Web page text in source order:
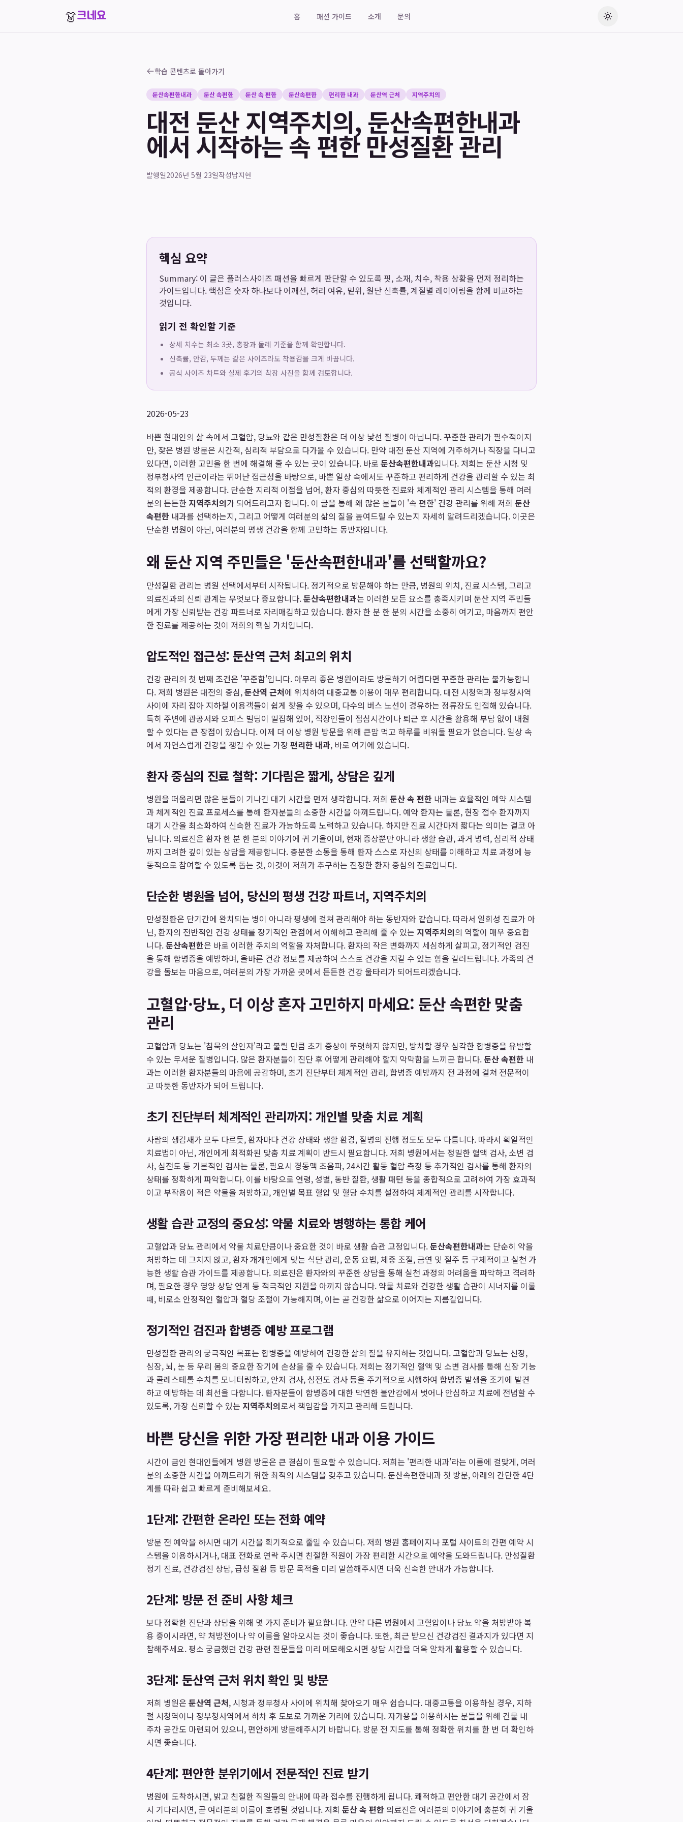
👗크네요 홈 패션 가이드 소개 문의
학습 콘텐츠로 돌아가기
둔산속편한내과 둔산 속편한 둔산 속 편한 둔산속편한 편리한 내과 둔산역 근처 지역주치의
대전 둔산 지역주치의, 둔산속편한내과
에서 시작하는 속 편한 만성질환 관리
발행일2026년 5월 23일작성남지현
핵심 요약
Summary: 이 글은 플러스사이즈 패션을 빠르게 판단할 수 있도록 핏, 소재, 치수, 착용 상황을 먼저 정리하는
가이드입니다. 핵심은 숫자 하나보다 어깨선, 허리 여유, 밑위, 원단 신축률, 계절별 레이어링을 함께 비교하는
것입니다.
읽기 전 확인할 기준
상세 치수는 최소 3곳, 총장과 둘레 기준을 함께 확인합니다.
신축률, 안감, 두께는 같은 사이즈라도 착용감을 크게 바꿉니다.
공식 사이즈 차트와 실제 후기의 착장 사진을 함께 검토합니다.
2026-05-23
바쁜 현대인의 삶 속에서 고혈압, 당뇨와 같은 만성질환은 더 이상 낯선 질병이 아닙니다. 꾸준한 관리가 필수적이지
만, 잦은 병원 방문은 시간적, 심리적 부담으로 다가올 수 있습니다. 만약 대전 둔산 지역에 거주하거나 직장을 다니고
있다면, 이러한 고민을 한 번에 해결해 줄 수 있는 곳이 있습니다. 바로 둔산속편한내과입니다. 저희는 둔산 시청 및
정부청사역 인근이라는 뛰어난 접근성을 바탕으로, 바쁜 일상 속에서도 꾸준하고 편리하게 건강을 관리할 수 있는 최
적의 환경을 제공합니다. 단순한 지리적 이점을 넘어, 환자 중심의 따뜻한 진료와 체계적인 관리 시스템을 통해 여러
분의 든든한 지역주치의가 되어드리고자 합니다. 이 글을 통해 왜 많은 분들이 '속 편한' 건강 관리를 위해 저희 둔산
속편한 내과를 선택하는지, 그리고 어떻게 여러분의 삶의 질을 높여드릴 수 있는지 자세히 알려드리겠습니다. 이곳은
단순한 병원이 아닌, 여러분의 평생 건강을 함께 고민하는 동반자입니다.
왜 둔산 지역 주민들은 '둔산속편한내과'를 선택할까요?
만성질환 관리는 병원 선택에서부터 시작됩니다. 정기적으로 방문해야 하는 만큼, 병원의 위치, 진료 시스템, 그리고
의료진과의 신뢰 관계는 무엇보다 중요합니다.둔산속편한내과는 이러한 모든 요소를 충족시키며 둔산 지역 주민들
에게 가장 신뢰받는 건강 파트너로 자리매김하고 있습니다. 환자 한 분 한 분의 시간을 소중히 여기고, 마음까지 편안
한 진료를 제공하는 것이 저희의 핵심 가치입니다.
압도적인 접근성: 둔산역 근처 최고의 위치
건강 관리의 첫 번째 조건은 '꾸준함'입니다. 아무리 좋은 병원이라도 방문하기 어렵다면 꾸준한 관리는 불가능합니
다. 저희 병원은 대전의 중심,둔산역 근처에 위치하여 대중교통 이용이 매우 편리합니다. 대전 시청역과 정부청사역
사이에 자리 잡아 지하철 이용객들이 쉽게 찾을 수 있으며, 다수의 버스 노선이 경유하는 정류장도 인접해 있습니다.
특히 주변에 관공서와 오피스 빌딩이 밀집해 있어, 직장인들이 점심시간이나 퇴근 후 시간을 활용해 부담 없이 내원
할 수 있다는 큰 장점이 있습니다. 이제 더 이상 병원 방문을 위해 큰맘 먹고 하루를 비워둘 필요가 없습니다. 일상 속
에서 자연스럽게 건강을 챙길 수 있는 가장편리한 내과, 바로 여기에 있습니다.
환자 중심의 진료 철학: 기다림은 짧게, 상담은 깊게
병원을 떠올리면 많은 분들이 기나긴 대기 시간을 먼저 생각합니다. 저희 둔산 속 편한 내과는 효율적인 예약 시스템
과 체계적인 진료 프로세스를 통해 환자분들의 소중한 시간을 아껴드립니다. 예약 환자는 물론, 현장 접수 환자까지
대기 시간을 최소화하여 신속한 진료가 가능하도록 노력하고 있습니다. 하지만 진료 시간마저 짧다는 의미는 결코 아
닙니다. 의료진은 환자 한 분 한 분의 이야기에 귀 기울이며, 현재 증상뿐만 아니라 생활 습관, 과거 병력, 심리적 상태
까지 고려한 깊이 있는 상담을 제공합니다. 충분한 소통을 통해 환자 스스로 자신의 상태를 이해하고 치료 과정에 능
동적으로 참여할 수 있도록 돕는 것, 이것이 저희가 추구하는 진정한 환자 중심의 진료입니다.
단순한 병원을 넘어, 당신의 평생 건강 파트너, 지역주치의
만성질환은 단기간에 완치되는 병이 아니라 평생에 걸쳐 관리해야 하는 동반자와 같습니다. 따라서 일회성 진료가 아
닌, 환자의 전반적인 건강 상태를 장기적인 관점에서 이해하고 관리해 줄 수 있는 지역주치의의 역할이 매우 중요합
니다.둔산속편한은 바로 이러한 주치의 역할을 자처합니다. 환자의 작은 변화까지 세심하게 살피고, 정기적인 검진
을 통해 합병증을 예방하며, 올바른 건강 정보를 제공하여 스스로 건강을 지킬 수 있는 힘을 길러드립니다. 가족의 건
강을 돌보는 마음으로, 여러분의 가장 가까운 곳에서 든든한 건강 울타리가 되어드리겠습니다.
고혈압·당뇨, 더 이상 혼자 고민하지 마세요: 둔산 속편한 맞춤
관리
고혈압과 당뇨는 '침묵의 살인자'라고 불릴 만큼 초기 증상이 뚜렷하지 않지만, 방치할 경우 심각한 합병증을 유발할
수 있는 무서운 질병입니다. 많은 환자분들이 진단 후 어떻게 관리해야 할지 막막함을 느끼곤 합니다.둔산 속편한 내
과는 이러한 환자분들의 마음에 공감하며, 초기 진단부터 체계적인 관리, 합병증 예방까지 전 과정에 걸쳐 전문적이
고 따뜻한 동반자가 되어 드립니다.
초기 진단부터 체계적인 관리까지: 개인별 맞춤 치료 계획
사람의 생김새가 모두 다르듯, 환자마다 건강 상태와 생활 환경, 질병의 진행 정도도 모두 다릅니다. 따라서 획일적인
치료법이 아닌, 개인에게 최적화된 맞춤 치료 계획이 반드시 필요합니다. 저희 병원에서는 정밀한 혈액 검사, 소변 검
사, 심전도 등 기본적인 검사는 물론, 필요시 경동맥 초음파, 24시간 활동 혈압 측정 등 추가적인 검사를 통해 환자의
상태를 정확하게 파악합니다. 이를 바탕으로 연령, 성별, 동반 질환, 생활 패턴 등을 종합적으로 고려하여 가장 효과적
이고 부작용이 적은 약물을 처방하고, 개인별 목표 혈압 및 혈당 수치를 설정하여 체계적인 관리를 시작합니다.
생활 습관 교정의 중요성: 약물 치료와 병행하는 통합 케어
고혈압과 당뇨 관리에서 약물 치료만큼이나 중요한 것이 바로 생활 습관 교정입니다.둔산속편한내과는 단순히 약을
처방하는 데 그치지 않고, 환자 개개인에게 맞는 식단 관리, 운동 요법, 체중 조절, 금연 및 절주 등 구체적이고 실천 가
능한 생활 습관 가이드를 제공합니다. 의료진은 환자와의 꾸준한 상담을 통해 실천 과정의 어려움을 파악하고 격려하
며, 필요한 경우 영양 상담 연계 등 적극적인 지원을 아끼지 않습니다. 약물 치료와 건강한 생활 습관이 시너지를 이룰
때, 비로소 안정적인 혈압과 혈당 조절이 가능해지며, 이는 곧 건강한 삶으로 이어지는 지름길입니다.
정기적인 검진과 합병증 예방 프로그램
만성질환 관리의 궁극적인 목표는 합병증을 예방하여 건강한 삶의 질을 유지하는 것입니다. 고혈압과 당뇨는 신장,
심장, 뇌, 눈 등 우리 몸의 중요한 장기에 손상을 줄 수 있습니다. 저희는 정기적인 혈액 및 소변 검사를 통해 신장 기능
과 콜레스테롤 수치를 모니터링하고, 안저 검사, 심전도 검사 등을 주기적으로 시행하여 합병증 발생을 조기에 발견
하고 예방하는 데 최선을 다합니다. 환자분들이 합병증에 대한 막연한 불안감에서 벗어나 안심하고 치료에 전념할 수
있도록, 가장 신뢰할 수 있는 지역주치의로서 책임감을 가지고 관리해 드립니다.
바쁜 당신을 위한 가장 편리한 내과 이용 가이드
시간이 금인 현대인들에게 병원 방문은 큰 결심이 필요할 수 있습니다. 저희는 '편리한 내과'라는 이름에 걸맞게, 여러
분의 소중한 시간을 아껴드리기 위한 최적의 시스템을 갖추고 있습니다. 둔산속편한내과 첫 방문, 아래의 간단한 4단
계를 따라 쉽고 빠르게 준비해보세요.
1단계: 간편한 온라인 또는 전화 예약
방문 전 예약을 하시면 대기 시간을 획기적으로 줄일 수 있습니다. 저희 병원 홈페이지나 포털 사이트의 간편 예약 시
스템을 이용하시거나, 대표 전화로 연락 주시면 친절한 직원이 가장 편리한 시간으로 예약을 도와드립니다. 만성질환
정기 진료, 건강검진 상담, 급성 질환 등 방문 목적을 미리 말씀해주시면 더욱 신속한 안내가 가능합니다.
2단계: 방문 전 준비 사항 체크
보다 정확한 진단과 상담을 위해 몇 가지 준비가 필요합니다. 만약 다른 병원에서 고혈압이나 당뇨 약을 처방받아 복
용 중이시라면, 약 처방전이나 약 이름을 알아오시는 것이 좋습니다. 또한, 최근 받으신 건강검진 결과지가 있다면 지
참해주세요. 평소 궁금했던 건강 관련 질문들을 미리 메모해오시면 상담 시간을 더욱 알차게 활용할 수 있습니다.
3단계: 둔산역 근처 위치 확인 및 방문
저희 병원은 둔산역 근처, 시청과 정부청사 사이에 위치해 찾아오기 매우 쉽습니다. 대중교통을 이용하실 경우, 지하
철 시청역이나 정부청사역에서 하차 후 도보로 가까운 거리에 있습니다. 자가용을 이용하시는 분들을 위해 건물 내
주차 공간도 마련되어 있으니, 편안하게 방문해주시기 바랍니다. 방문 전 지도를 통해 정확한 위치를 한 번 더 확인하
시면 좋습니다.
4단계: 편안한 분위기에서 전문적인 진료 받기
병원에 도착하시면, 밝고 친절한 직원들의 안내에 따라 접수를 진행하게 됩니다. 쾌적하고 편안한 대기 공간에서 잠
시 기다리시면, 곧 여러분의 이름이 호명될 것입니다. 저희 둔산 속 편한 의료진은 여러분의 이야기에 충분히 귀 기울